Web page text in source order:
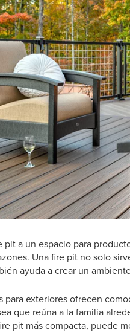
pit a un espacio para
Una fire pit no solo
ayuda a crear un
para exteriores ofrecen
que reúna a la familia
pit más compacta, puede